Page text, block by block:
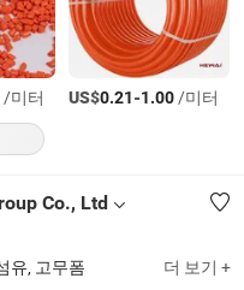
/미터 US$0.21-1.00/미터
Co., Ltd
유, 고무폼 더 보기 +